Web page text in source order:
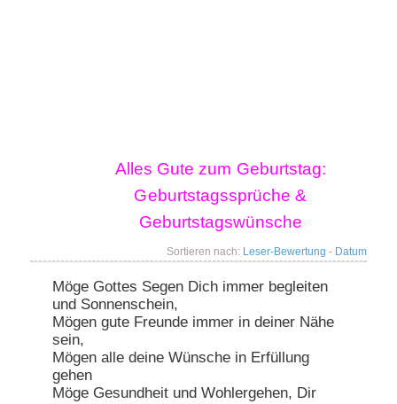
Zum primären Inhalt springen
Zum sekundären Inhalt springen
Alles Gute zum Geburtstag:
Geburtstagssprüche &
Geburtstagswünsche
Sortieren nach: Leser-Bewertung - Datum
Möge Gottes Segen Dich immer begleiten
und Sonnenschein,
Mögen gute Freunde immer in deiner Nähe
sein,
Mögen alle deine Wünsche in Erfüllung
gehen
Möge Gesundheit und Wohlergehen, Dir